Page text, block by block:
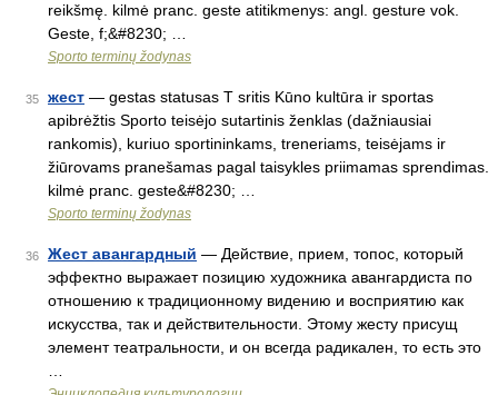
reikšmę. kilmė pranc. geste atitikmenys: angl. gesture vok.
Geste, f;&#8230; …
Sporto terminų žodynas
35 жест — gestas statusas T sritis Kūno kultūra ir sportas
apibrėžtis Sporto teisėjo sutartinis ženklas (dažniausiai
rankomis), kuriuo sportininkams, treneriams, teisėjams ir
žiūrovams pranešamas pagal taisykles priimamas sprendimas.
kilmė pranc. geste&#8230; …
Sporto terminų žodynas
36 Жест авангардный — Действие, прием, топос, который
эффектно выражает позицию художника авангардиста по
отношению к традиционному видению и восприятию как
искусства, так и действительности. Этому жесту присущ
элемент театральности, и он всегда радикален, то есть это